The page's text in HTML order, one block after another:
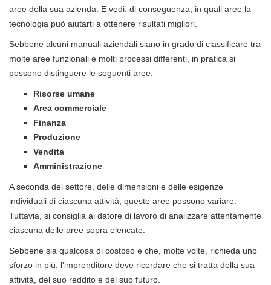
aree della sua azienda. E vedi, di conseguenza, in quali aree la
tecnologia può aiutarti a ottenere risultati migliori.
Sebbene alcuni manuali aziendali siano in grado di classificare tra
molte aree funzionali e molti processi differenti, in pratica si
possono distinguere le seguenti aree:
Risorse umane
Area commerciale
Finanza
Produzione
Vendita
Amministrazione
A seconda del settore, delle dimensioni e delle esigenze
individuali di ciascuna attività, queste aree possono variare.
Tuttavia, si consiglia al datore di lavoro di analizzare attentamente
ciascuna delle aree sopra elencate.
Sebbene sia qualcosa di costoso e che, molte volte, richieda uno
sforzo in più, l'imprenditore deve ricordare che si tratta della sua
attività, del suo reddito e del suo futuro.